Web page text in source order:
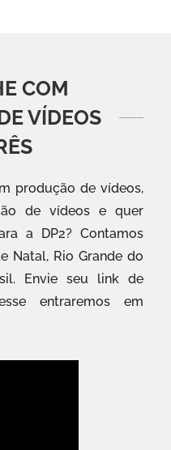
COM
VÍDEOS
produção de vídeos,
de vídeos e quer
a DP2? Contamos
Natal, Rio Grande do
Envie seu link de
entraremos em